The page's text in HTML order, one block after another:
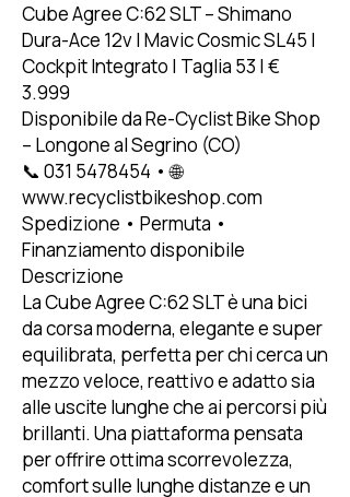
Cube Agree C:62 SLT – Shimano
Dura-Ace 12v | Mavic Cosmic SL45 |
Cockpit Integrato | Taglia 53 | €
3.999
Disponibile da Re-Cyclist Bike Shop
– Longone al Segrino (CO)
📞 031 5478454 • 🌐
www.recyclistbikeshop.com
Spedizione • Permuta •
Finanziamento disponibile
Descrizione
La Cube Agree C:62 SLT è una bici
da corsa moderna, elegante e super
equilibrata, perfetta per chi cerca un
mezzo veloce, reattivo e adatto sia
alle uscite lunghe che ai percorsi più
brillanti. Una piattaforma pensata
per offrire ottima scorrevolezza,
comfort sulle lunghe distanze e un